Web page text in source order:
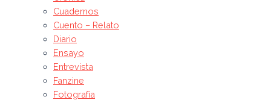
Cuadernos
Cuento – Relato
Diario
Ensayo
Entrevista
Fanzine
Fotografía